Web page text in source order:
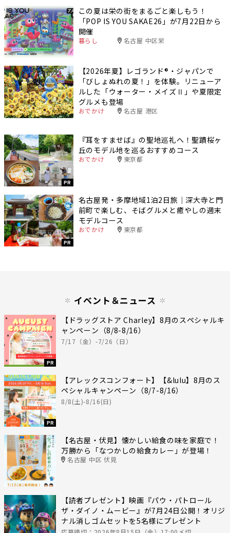
この夏は栄の街をまるごと楽しもう！
「POP IS YOU SAKAE26」が7月22日から
開催
暮らし 名古屋 中区栄
【2026年夏】レゴランド®・ジャパンで
「びしょぬれの夏！」を体験。リニューア
ルした「ウォーター・メイズⅡ」や夏限定
グルメも登場
おでかけ 名古屋 港区
PR
『耳をすませば』の聖地巡礼へ！聖蹟桜ヶ
丘のモデル地を巡るおすすめコース
おでかけ 東京都
PR
名古屋発・多摩地域1泊2日旅｜深大寺と門
前町で楽しむ、そばグルメと癒やしの週末
モデルコース
おでかけ 東京都
イベント＆ニュース
PR
【ドラッグストア Charley】8月のスペシャルキ
ャンペーン（8/8-8/16）
7/17（金）-7/26（日）
PR
【アレックスコンフォート】【&lulu】8月のス
ペシャルキャンペーン（8/7-8/16）
8/8(土)-8/16(日)
【名古屋・伏見】懐かしい給食の味を家庭で！
万勝から「なつかしの給食カレー」が登場！
名古屋 中区 伏見
【読者プレゼント】映画『パウ・パトロール
ザ・ダイノ・ムービー』が7月24日公開！オリジ
ナル消しゴムセットを5名様にプレゼント